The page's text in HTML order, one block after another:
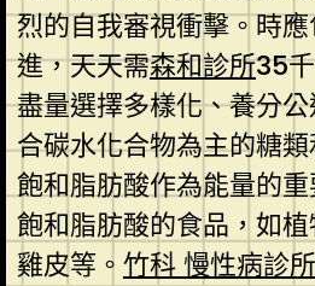
烈的自我審視衝擊。時
進，天天需森和診所35
盡量選擇多樣化、養分
合碳水化合物為主的糖
飽和脂肪酸作為能量的
飽和脂肪酸的食品，如植
雞皮等。 竹科 慢性病診所